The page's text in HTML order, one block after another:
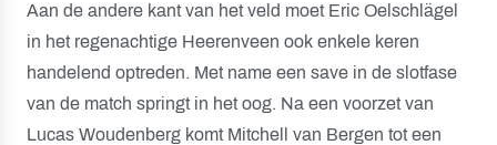
Aan de andere kant van het veld moet Eric Oelschlägel
in het regenachtige Heerenveen ook enkele keren
handelend optreden. Met name een save in de slotfase
van de match springt in het oog. Na een voorzet van
Lucas Woudenberg komt Mitchell van Bergen tot een